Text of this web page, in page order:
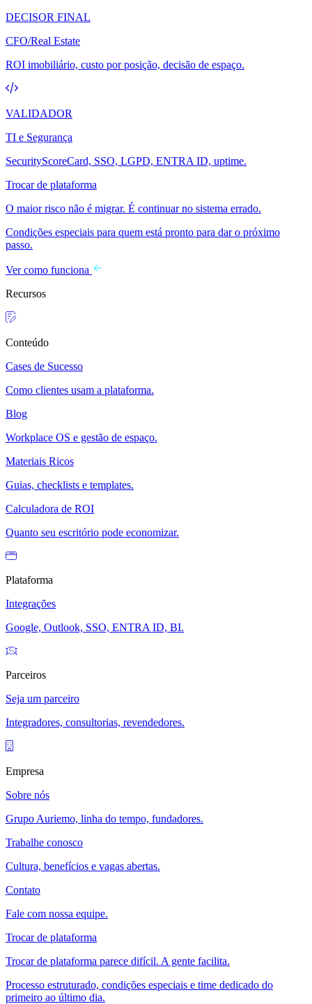
DECISOR FINAL
CFO/Real Estate
ROI imobiliário, custo por posição, decisão de espaço.
VALIDADOR
TI e Segurança
SecurityScoreCard, SSO, LGPD, ENTRA ID, uptime.
Trocar de plataforma
O maior risco não é migrar. É continuar no sistema errado.
Condições especiais para quem está pronto para dar o próximo
passo.
Ver como funciona
Recursos
Conteúdo
Cases de Sucesso
Como clientes usam a plataforma.
Blog
Workplace OS e gestão de espaço.
Materiais Ricos
Guias, checklists e templates.
Calculadora de ROI
Quanto seu escritório pode economizar.
Plataforma
Integrações
Google, Outlook, SSO, ENTRA ID, BI.
Parceiros
Seja um parceiro
Integradores, consultorias, revendedores.
Empresa
Sobre nós
Grupo Auriemo, linha do tempo, fundadores.
Trabalhe conosco
Cultura, benefícios e vagas abertas.
Contato
Fale com nossa equipe.
Trocar de plataforma
Trocar de plataforma parece difícil. A gente facilita.
Processo estruturado, condições especiais e time dedicado do
primeiro ao último dia.